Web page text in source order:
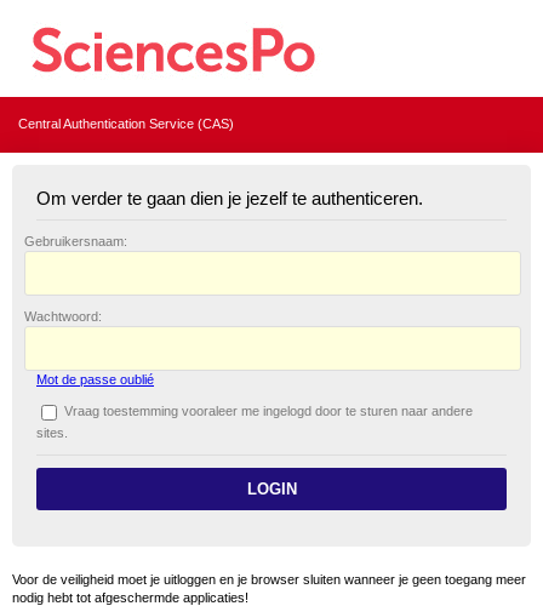
Central Authentication Service (CAS)
Om verder te gaan dien je jezelf te authenticeren.
Gebruikersnaam:
Wachtwoord:
Mot de passe oublié
Vraag toestemming vooraleer me ingelogd door te sturen naar andere
sites.
Voor de veiligheid moet je uitloggen en je browser sluiten wanneer je geen toegang meer
nodig hebt tot afgeschermde applicaties!